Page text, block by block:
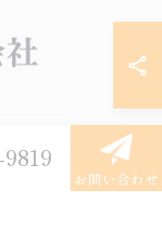
お問い合わせ
RIGHTS RESERVED.